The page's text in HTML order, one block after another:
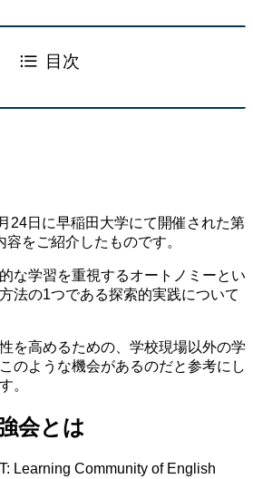
目次
24日に早稲田大学にて開催された第
をご紹介したものです。
な学習を重視するオートノミーとい
法の1つである探索的実践について
を高めるための、学校現場以外の学
のような機会があるのだと参考にし
。
会とは
Learning Community of English